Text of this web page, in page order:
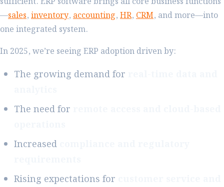
—sales, inventory, accounting, HR, CRM, and more—into
one integrated system.
In 2025, we’re seeing ERP adoption driven by:
The growing demand for
The need for
Increased
Rising expectations for